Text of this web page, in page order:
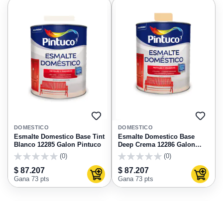
AGREGAR
FAVORITOS
DOMESTICO
Esmalte Domestico Base Tint
Blanco 12285 Galon Pintuco
(0)
$ 87.207
Gana 73 pts Agregar al carrito
DOMESTICO
Esmalte Domestico Base
Deep Crema 12286 Galon
Pintuco
(0)
$ 87.207
Gana 73 pts